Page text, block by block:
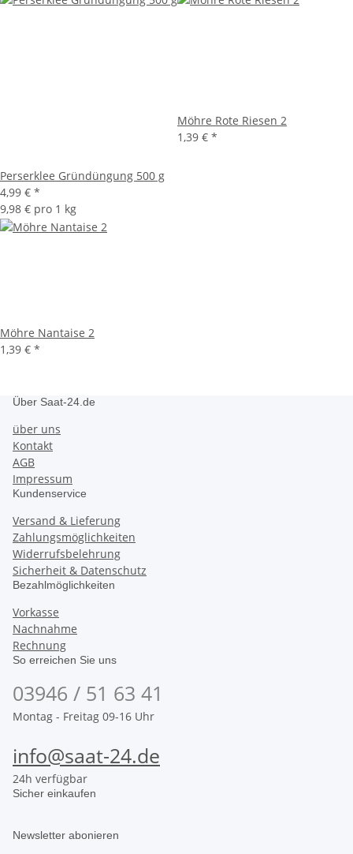
Perserklee Gründüngung 500 g
4,99 € *
9,98 € pro 1 kg
Möhre Rote Riesen 2
1,39 € *
Möhre Nantaise 2
1,39 € *
Über Saat-24.de
über uns
Kontakt
AGB
Impressum
Kundenservice
Versand & Lieferung
Zahlungsmöglichkeiten
Widerrufsbelehrung
Sicherheit & Datenschutz
Bezahlmöglichkeiten
Vorkasse
Nachnahme
Rechnung
So erreichen Sie uns
03946 / 51 63 41
Montag - Freitag 09-16 Uhr
info@saat-24.de
24h verfügbar
Sicher einkaufen
Newsletter abonieren